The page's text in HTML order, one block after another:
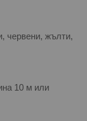
червени, жълти,
10 м или